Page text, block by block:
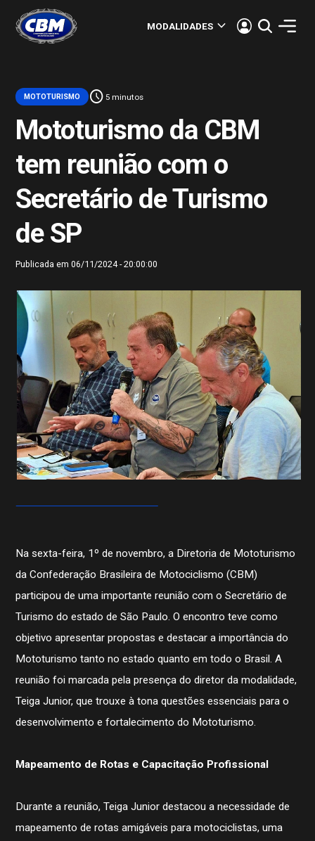
MODALIDADES keyboard_arrow_down
MOTOTURISMO schedule 5 minutos
Mototurismo da CBM
tem reunião com o
Secretário de Turismo
de SP
Publicada em 06/11/2024 - 20:00:00
Na sexta-feira, 1º de novembro, a Diretoria de Mototurismo
da Confederação Brasileira de Motociclismo (CBM)
participou de uma importante reunião com o Secretário de
Turismo do estado de São Paulo. O encontro teve como
objetivo apresentar propostas e destacar a importância do
Mototurismo tanto no estado quanto em todo o Brasil. A
reunião foi marcada pela presença do diretor da modalidade,
Teiga Junior, que trouxe à tona questões essenciais para o
desenvolvimento e fortalecimento do Mototurismo.
Mapeamento de Rotas e Capacitação Profissional
Durante a reunião, Teiga Junior destacou a necessidade de
mapeamento de rotas amigáveis para motociclistas, uma